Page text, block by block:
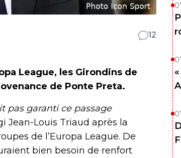
12
League, les Girondins de
de Ponte Preta.
pas garanti ce passage
Jean-Louis Triaud après la
de l’Europa League. De
bien besoin de renfort